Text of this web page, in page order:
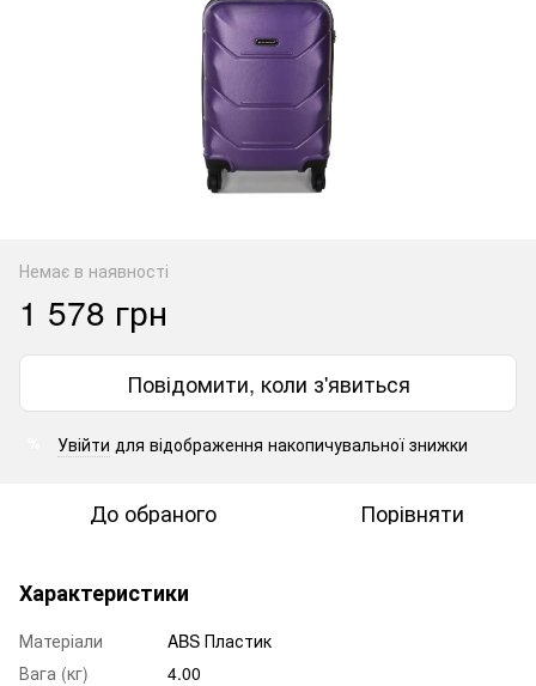
Немає в наявності
1 578 грн
Повідомити, коли з'явиться
Увійти для відображення накопичувальної знижки
До обраного Порівняти
Характеристики
Матеріали
ABS Пластик
Вага (кг)
4.00